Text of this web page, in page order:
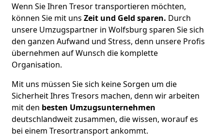
Wenn Sie Ihren Tresor transportieren möchten,
können Sie mit uns Zeit und Geld sparen. Durch
unsere Umzugspartner in Wolfsburg sparen Sie sich
den ganzen Aufwand und Stress, denn unsere Profis
übernehmen auf Wunsch die komplette
Organisation.
Mit uns müssen Sie sich keine Sorgen um die
Sicherheit Ihres Tresors machen, denn wir arbeiten
mit den besten Umzugsunternehmen
deutschlandweit zusammen, die wissen, worauf es
bei einem Tresortransport ankommt.